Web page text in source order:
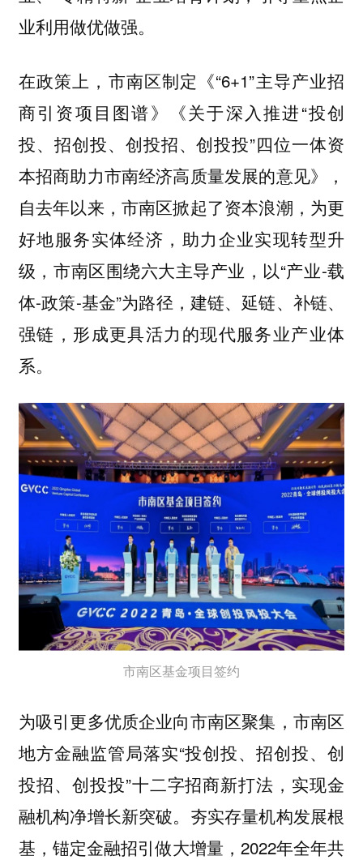
业利用做优做强。
在政策上，市南区制定《“6+1”主导产业招
商引资项目图谱》《关于深入推进“投创
投、招创投、创投招、创投投”四位一体资
本招商助力市南经济高质量发展的意见》，
自去年以来，市南区掀起了资本浪潮，为更
好地服务实体经济，助力企业实现转型升
级，市南区围绕六大主导产业，以“产业-载
体-政策-基金”为路径，建链、延链、补链、
强链，形成更具活力的现代服务业产业体
系。
市南区基金项目签约
为吸引更多优质企业向市南区聚集，市南区
地方金融监管局落实“投创投、招创投、创
投招、创投投”十二字招商新打法，实现金
融机构净增长新突破。夯实存量机构发展根
基，锚定金融招引做大增量，2022年全年共